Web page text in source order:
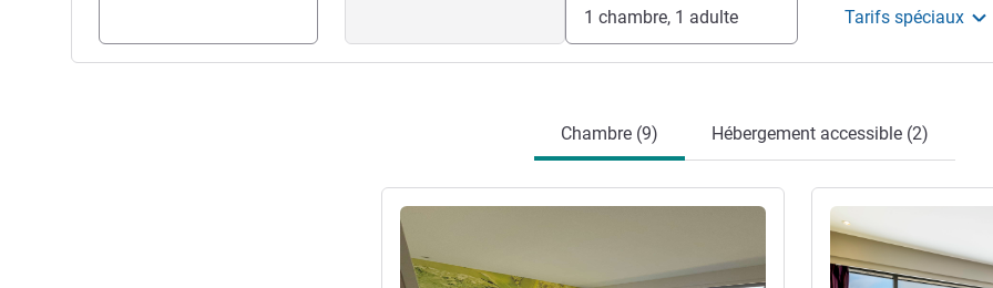
1 chambre, 1 adulte Tarifs spéciaux
Chambre (9) Hébergement accessible (2)
Voir les détails Voir les détails